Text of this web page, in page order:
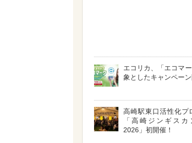
エコリカ、「エコマ
象としたキャンペー
高崎駅東口活性化
「高崎ジンギス
2026」初開催！